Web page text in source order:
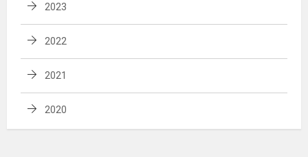
2023
2022
2021
2020